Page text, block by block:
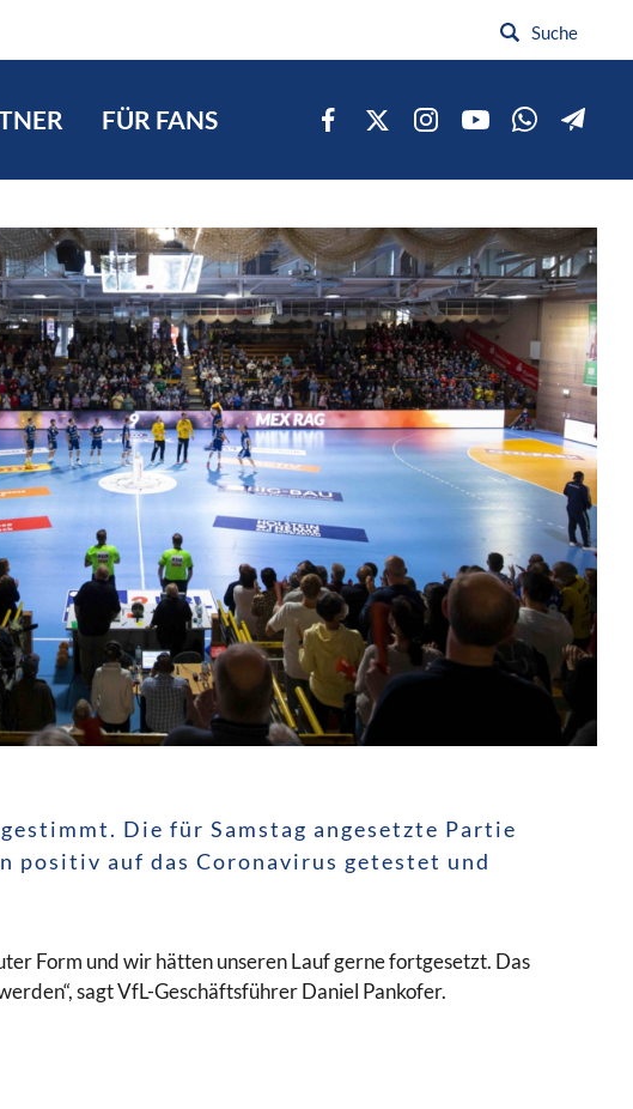
FÜR FANS
Die für Samstag angesetzte Partie
positiv auf das Coronavirus getestet und
Form und wir hätten unseren Lauf gerne fortgesetzt. Das
sagt VfL-Geschäftsführer Daniel Pankofer.